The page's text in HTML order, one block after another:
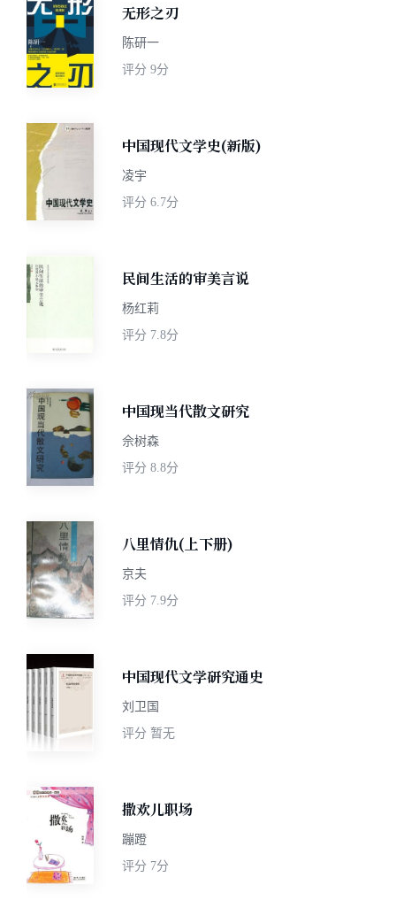
无形之刃
陈研一
评分 9分
中国现代文学史(新版)
凌宇
评分 6.7分
民间生活的审美言说
杨红莉
评分 7.8分
中国现当代散文研究
佘树森
评分 8.8分
八里情仇(上下册)
京夫
评分 7.9分
中国现代文学研究通史
刘卫国
评分 暂无
撒欢儿职场
蹦蹬
评分 7分